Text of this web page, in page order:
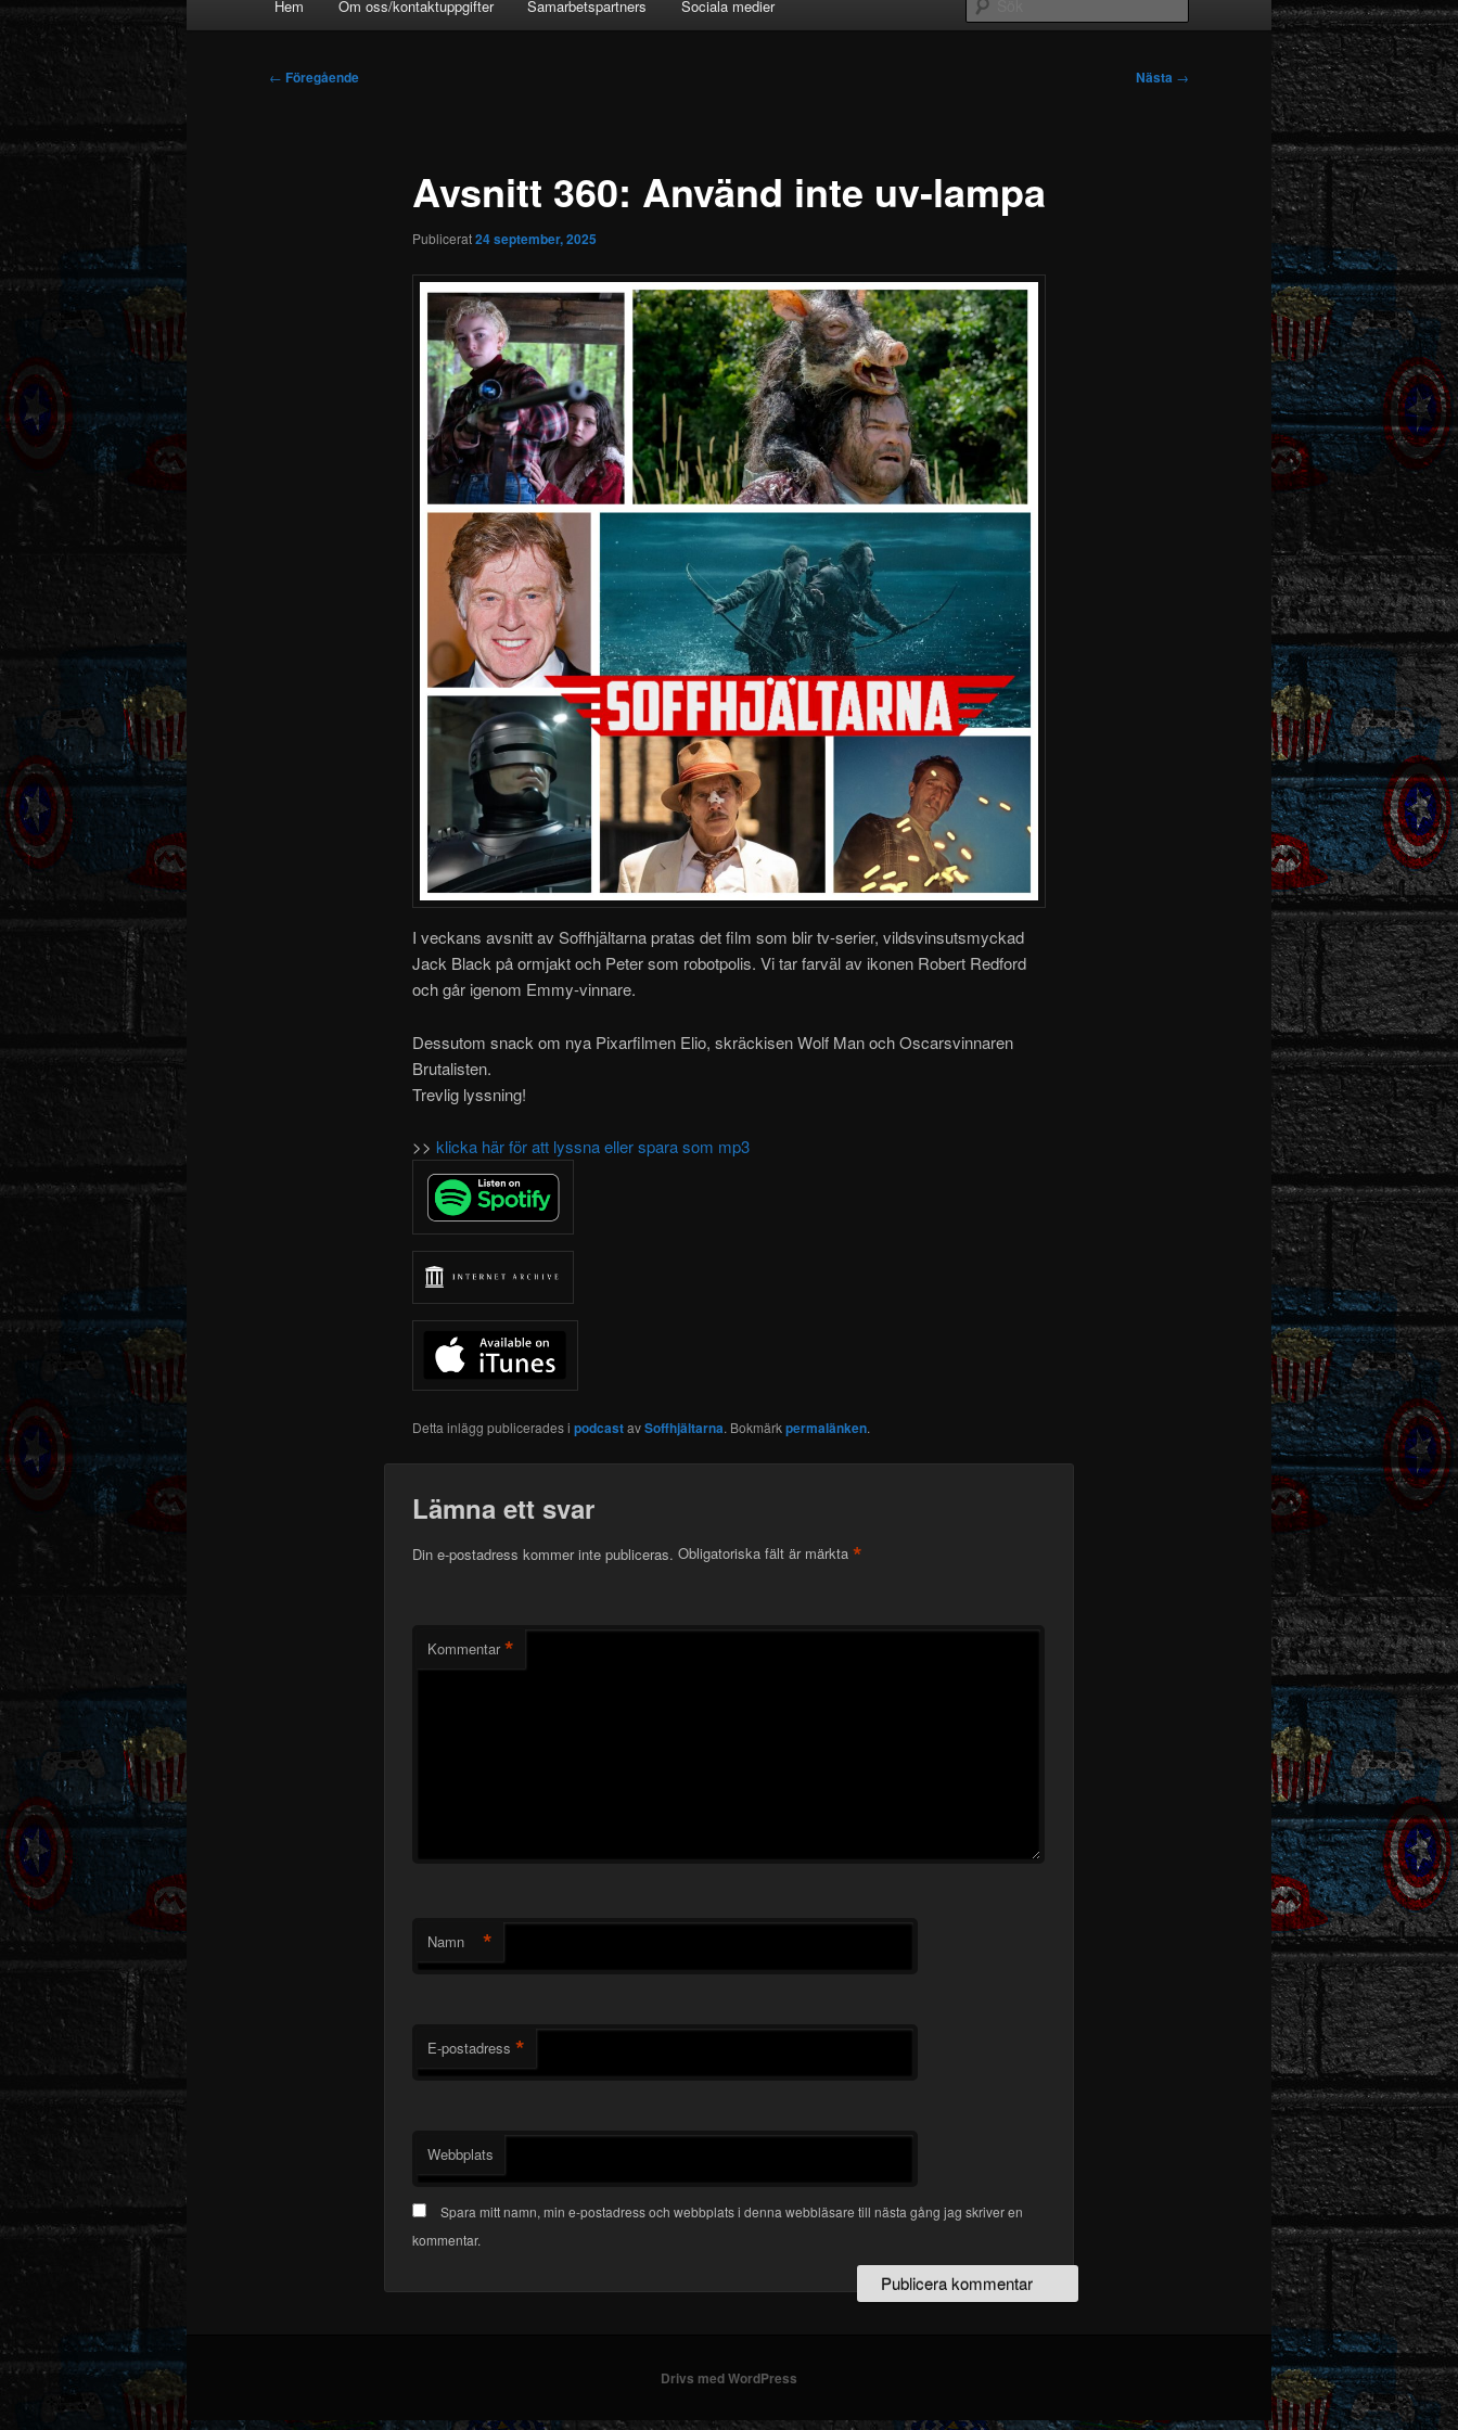
Hem Om oss/kontaktuppgifter Samarbetspartners Sociala medier
Inläggsnavigering
← Föregående Nästa →
Avsnitt 360: Använd inte uv-lampa
Publicerat24 september, 2025
I veckans avsnitt av Soffhjältarna pratas det film som blir tv-serier, vildsvinsutsmyckad
Jack Black på ormjakt och Peter som robotpolis. Vi tar farväl av ikonen Robert Redford
och går igenom Emmy-vinnare.
Dessutom snack om nya Pixarfilmen Elio, skräckisen Wolf Man och Oscarsvinnaren
Brutalisten.
Trevlig lyssning!
>> klicka här för att lyssna eller spara som mp3
Detta inlägg publicerades i podcastavSoffhjältarna. Bokmärkpermalänken.
Lämna ett svar
Din e-postadress kommer inte publiceras. Obligatoriska fält är märkta *
Kommentar *
Namn *
E-postadress *
Webbplats
Spara mitt namn, min e-postadress och webbplats i denna webbläsare till nästa gång jag skriver en
kommentar.
Drivs med WordPress